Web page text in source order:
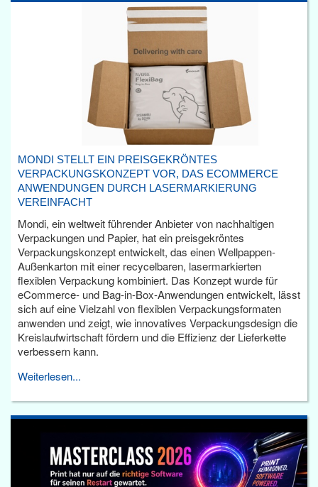
MONDI STELLT EIN PREISGEKRÖNTES
VERPACKUNGSKONZEPT VOR, DAS ECOMMERCE
ANWENDUNGEN DURCH LASERMARKIERUNG
VEREINFACHT
Mondi, ein weltweit führender Anbieter von nachhaltigen
Verpackungen und Papier, hat ein preisgekröntes
Verpackungskonzept entwickelt, das einen Wellpappen-
Außenkarton mit einer recycelbaren, lasermarkierten
flexiblen Verpackung kombiniert. Das Konzept wurde für
eCommerce- und Bag-in-Box-Anwendungen entwickelt, lässt
sich auf eine Vielzahl von flexiblen Verpackungsformaten
anwenden und zeigt, wie innovatives Verpackungsdesign die
Kreislaufwirtschaft fördern und die Effizienz der Lieferkette
verbessern kann.
Weiterlesen...